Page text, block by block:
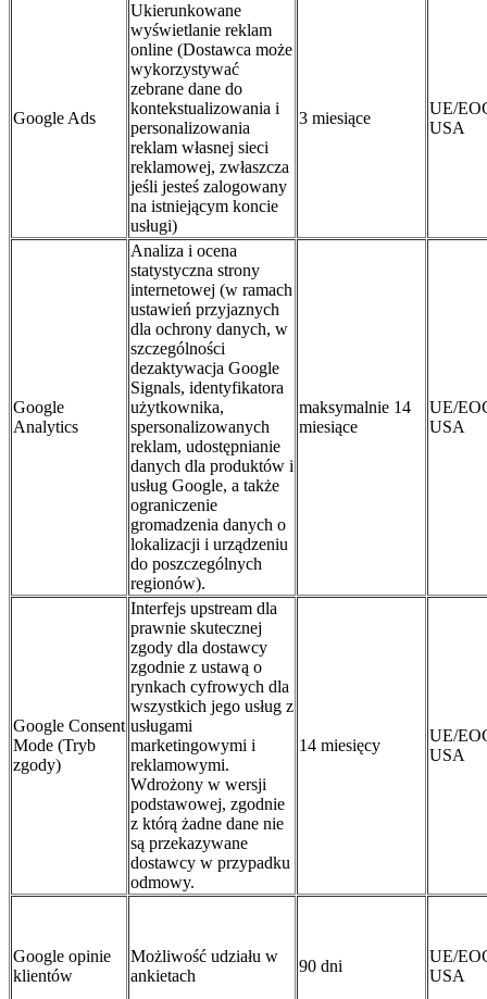
Google Ads
Ukierunkowane
wyświetlanie reklam
online (Dostawca może
wykorzystywać
zebrane dane do
kontekstualizowania i
personalizowania
reklam własnej sieci
reklamowej, zwłaszcza
jeśli jesteś zalogowany
na istniejącym koncie
usługi)
3 miesiące
UE/
USA
Google
Analytics
Analiza i ocena
statystyczna strony
internetowej (w ramach
ustawień przyjaznych
dla ochrony danych, w
szczególności
dezaktywacja Google
Signals, identyfikatora
użytkownika,
spersonalizowanych
reklam, udostępnianie
danych dla produktów i
usług Google, a także
ograniczenie
gromadzenia danych o
lokalizacji i urządzeniu
do poszczególnych
regionów).
maksymalnie 14
miesiące
UE/
USA
Google Consent
Mode (Tryb
zgody)
Interfejs upstream dla
prawnie skutecznej
zgody dla dostawcy
zgodnie z ustawą o
rynkach cyfrowych dla
wszystkich jego usług z
usługami
marketingowymi i
reklamowymi.
Wdrożony w wersji
podstawowej, zgodnie
z którą żadne dane nie
są przekazywane
dostawcy w przypadku
odmowy.
14 miesięcy
UE/
USA
Google opinie
klientów
Możliwość udziału w
ankietach
90 dni
UE/
USA